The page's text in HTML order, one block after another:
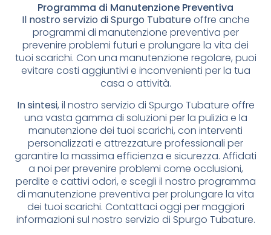
Programma di Manutenzione Preventiva
Il nostro servizio di Spurgo Tubatureoffre anche
programmi di manutenzione preventiva per
prevenire problemi futuri e prolungare la vita dei
tuoi scarichi. Con una manutenzione regolare, puoi
evitare costi aggiuntivi e inconvenienti per la tua
casa o attività.
In sintesi, il nostro servizio di Spurgo Tubature offre
una vasta gamma di soluzioni per la pulizia e la
manutenzione dei tuoi scarichi, con interventi
personalizzati e attrezzature professionali per
garantire la massima efficienza e sicurezza. Affidati
a noi per prevenire problemi come occlusioni,
perdite e cattivi odori, e scegli il nostro programma
di manutenzione preventiva per prolungare la vita
dei tuoi scarichi. Contattaci oggi per maggiori
informazioni sul nostro servizio di Spurgo Tubature.